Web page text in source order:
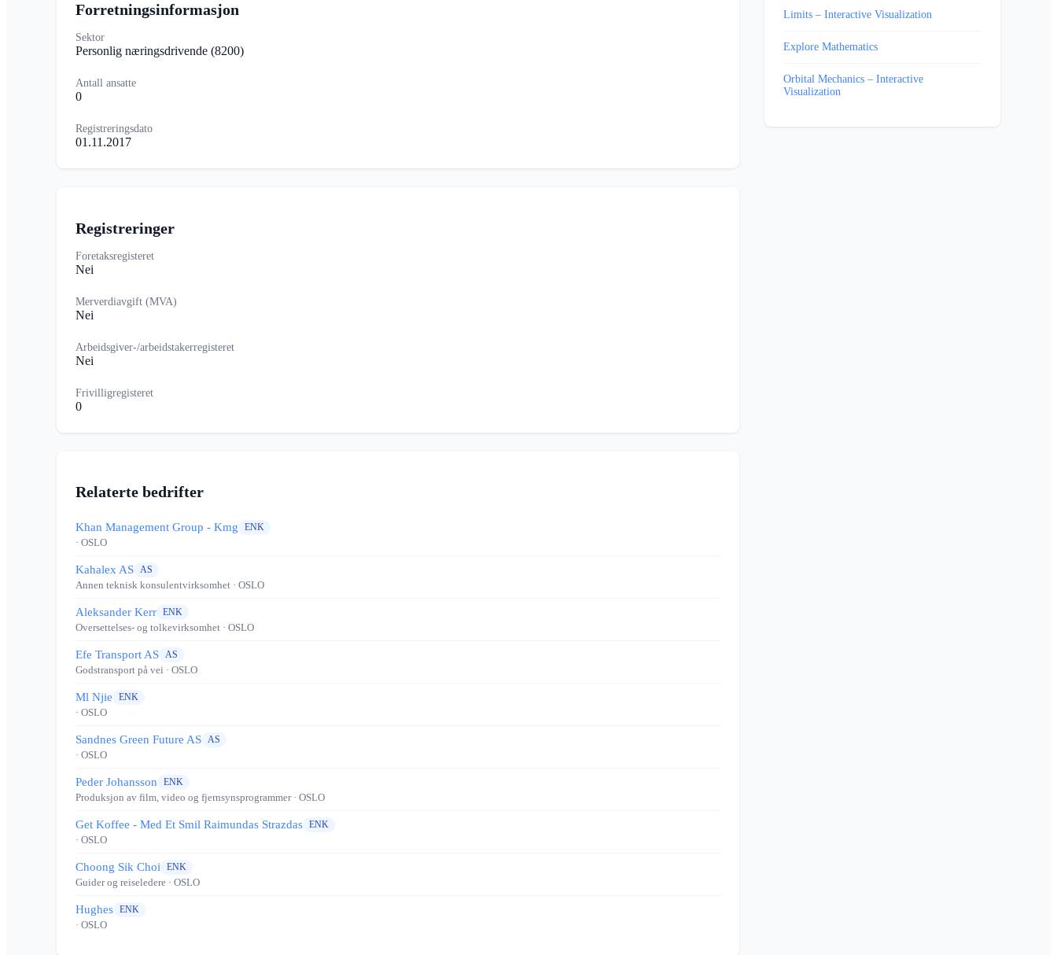
Forretningsinformasjon
Sektor
Personlig næringsdrivende (8200)
Antall ansatte
0
Registreringsdato
01.11.2017
Registreringer
Foretaksregisteret
Nei
Merverdiavgift (MVA)
Nei
Arbeidsgiver-/arbeidstakerregisteret
Nei
Frivilligregisteret
0
Relaterte bedrifter
Khan Management Group - Kmg ENK
· OSLO
Kahalex AS AS
Annen teknisk konsulentvirksomhet · OSLO
Aleksander Kerr ENK
Oversettelses- og tolkevirksomhet · OSLO
Efe Transport AS AS
Godstransport på vei · OSLO
Ml Njie ENK
· OSLO
Sandnes Green Future AS AS
· OSLO
Peder Johansson ENK
Produksjon av film, video og fjernsynsprogrammer· OSLO
Get Koffee - Med Et Smil Raimundas Strazdas ENK
· OSLO
Choong Sik Choi ENK
Guider og reiseledere · OSLO
Hughes ENK
· OSLO
Limits – Interactive Visualization
Explore Mathematics
Orbital Mechanics – Interactive
Visualization